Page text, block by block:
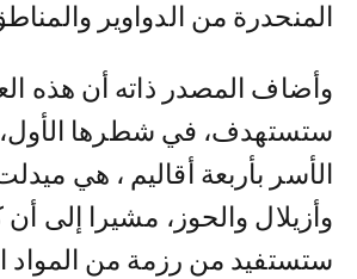
المنحدرة من الدواوير
وأضاف المصدر ذاته أن هذه
ستستهدف، في شطرها الأول،
الأسر بأربعة أقاليم ، هي
وأزيلال والحوز، مشيرا إلى
ستستفيد من رزمة من المواد